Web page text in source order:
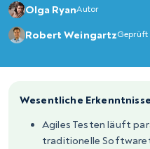
Olga RyanAutor
Robert WeingartzGeprüft
Wesentliche Erkenntnisse
Agiles Testen läuft
traditionelle